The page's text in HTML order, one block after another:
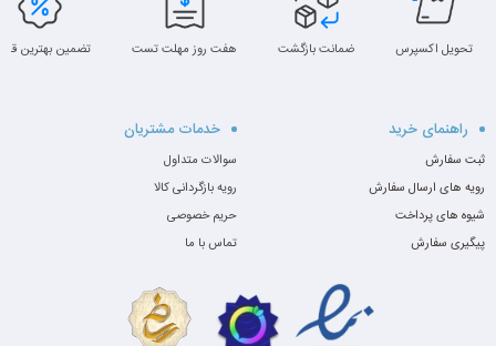
تحویل اکسپرس ضمانت بازگشت هفت روز مهلت تست تضمین بهترین
راهنمای خرید
ثبت سفارش
رویه های ارسال سفارش
شیوه های پرداخت
پیگیری سفارش
خدمات مشتریان
سوالات متداول
رویه بازگردانی کالا
حریم خصوصی
تماس با ما